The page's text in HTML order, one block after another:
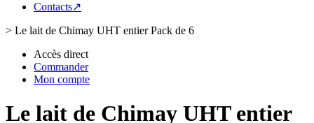
Contacts↗
> Le lait de Chimay UHT entier Pack de 6
Accès direct
Commander
Mon compte
Le lait de Chimay UHT entier